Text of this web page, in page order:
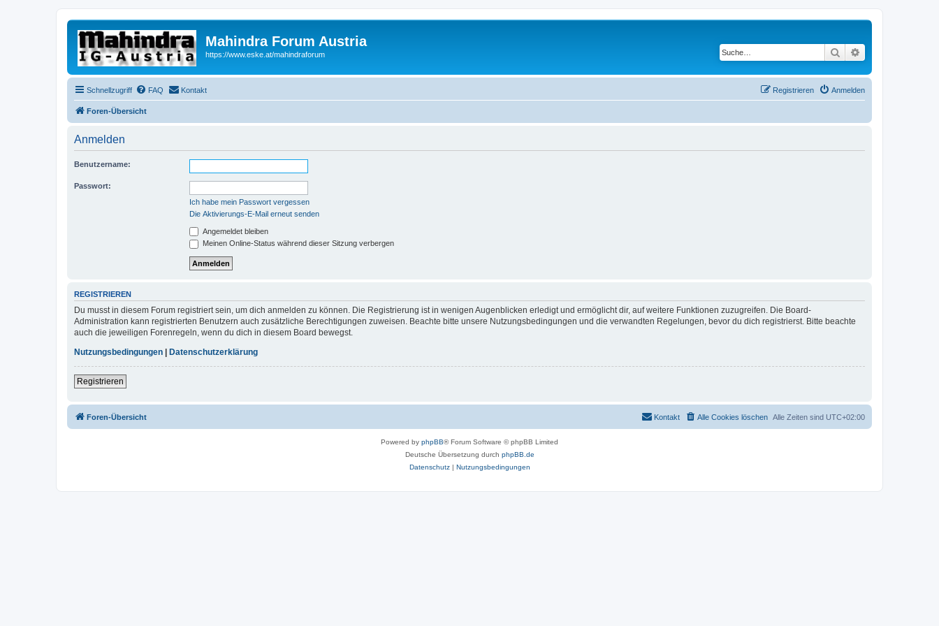
Mahindra Forum Austria
https://www.eske.at/mahindraforum Suche
Schnellzugriff FAQ Kontakt Anmelden
Registrieren
Foren-Übersicht
Anmelden
Benutzername:
Passwort:
Ich habe mein Passwort vergessen
Die Aktivierungs-E-Mail erneut senden
Angemeldet bleiben
Meinen Online-Status während dieser Sitzung verbergen
REGISTRIEREN
Du musst in diesem Forum registriert sein, um dich anmelden zu können. Die Registrierung ist in wenigen Augenblicken erledigt und ermöglicht dir, auf weitere Funktionen zuzugreifen. Die Board-
Administration kann registrierten Benutzern auch zusätzliche Berechtigungen zuweisen. Beachte bitte unsere Nutzungsbedingungen und die verwandten Regelungen, bevor du dich registrierst. Bitte beachte
auch die jeweiligen Forenregeln, wenn du dich in diesem Board bewegst.
Nutzungsbedingungen
Datenschutzerklärung
Registrieren
Foren-Übersicht Alle Zeiten sind UTC+02:00
Alle Cookies löschen
Kontakt
Powered by phpBB® Forum Software © phpBB Limited
Deutsche Übersetzung durch phpBB.de
Datenschutz| Nutzungsbedingungen